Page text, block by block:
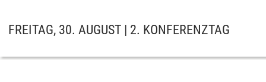
FREITAG, 30. AUGUST | 2. KONFERENZTAG